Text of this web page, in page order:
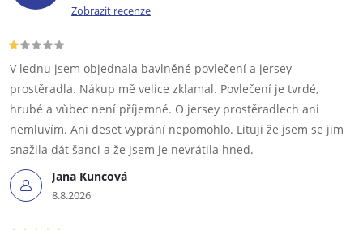
Zobrazit recenze
Jana Kuncová
8.8.2026
V lednu jsem objednala bavlněné povlečení a jersey
prostěradla. Nákup mě velice zklamal. Povlečení je tvrdé,
hrubé a vůbec není příjemné. O jersey prostěradlech ani
nemluvím. Ani deset vyprání nepomohlo. Lituji že jsem se jim
snažila dát šanci a že jsem je nevrátila hned.